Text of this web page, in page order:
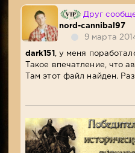
Друг
nord-cannibal97
9 марта
dark151 , у меня
Такое впечатление, что
Там этот файл найден.